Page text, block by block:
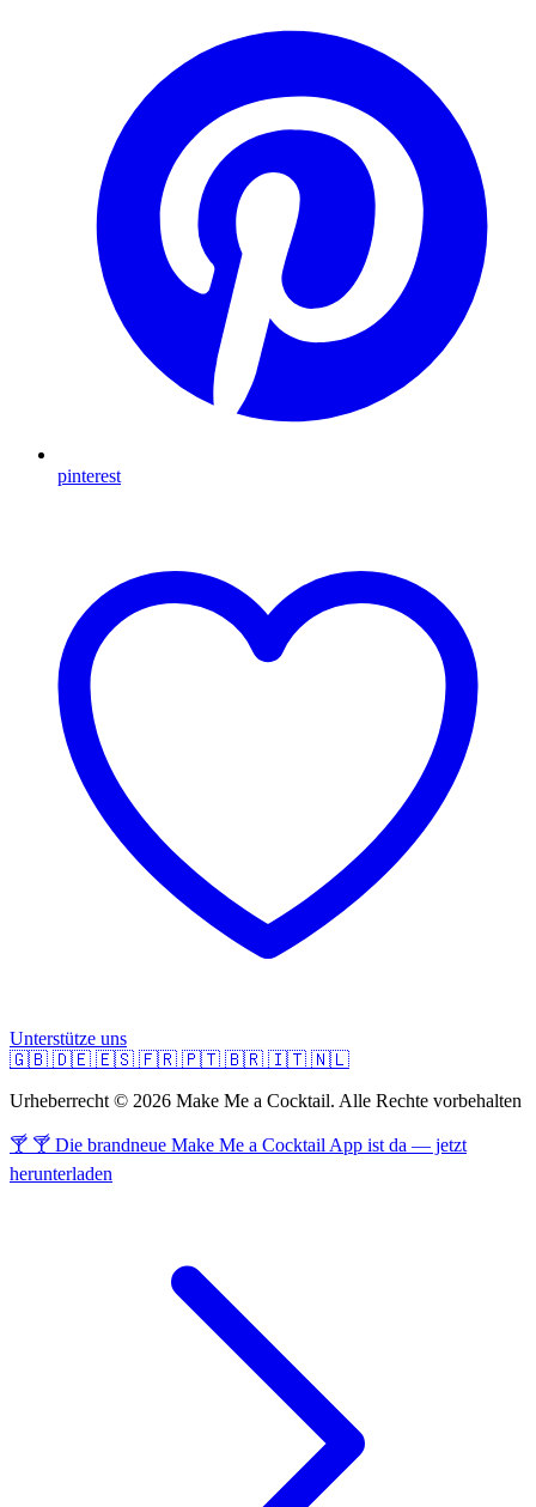
pinterest
Unterstütze uns
🇬🇧 🇩🇪 🇪🇸 🇫🇷 🇵🇹 🇧🇷 🇮🇹 🇳🇱
Urheberrecht © 2026 Make Me a Cocktail. Alle Rechte vorbehalten
🍸 🍸 Die brandneue Make Me a Cocktail App ist da — jetzt
herunterladen